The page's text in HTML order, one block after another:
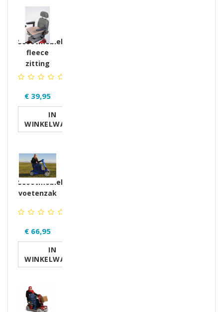
Scootmobiel
fleece
zitting
€ 39,95
IN
WINKELWAGEN
Scootmobiel
voetenzak
€ 66,95
IN
WINKELWAGEN